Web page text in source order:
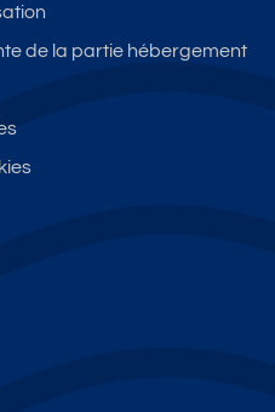
de la partie hébergement